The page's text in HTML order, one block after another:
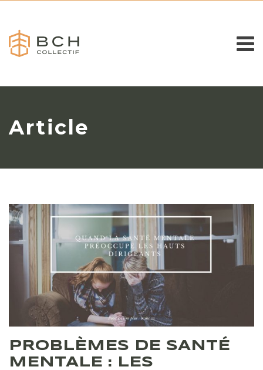
Article
PROBLÈMES DE SANTÉ
MENTALE : LES